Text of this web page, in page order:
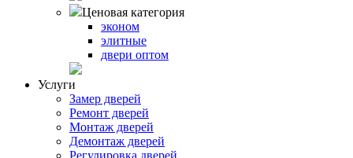
Ценовая категория
эконом
элитные
двери оптом
Услуги
Замер дверей
Ремонт дверей
Монтаж дверей
Демонтаж дверей
Регулировка дверей